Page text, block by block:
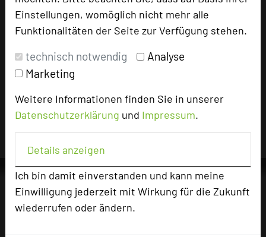
Einstellungen, womöglich nicht mehr alle
Funktionalitäten der Seite zur Verfügung stehen.
technisch notwendig
Analyse
Marketing
Weitere Informationen finden Sie in unserer
Datenschutzerklärung und Impressum.
Details anzeigen
Ich bin damit einverstanden und kann meine
Einwilligung jederzeit mit Wirkung für die Zukunft
wiederrufen oder ändern.
vergangenen 30 Tagen auf diesem Portal aufgerufen.
Impressum zum Hotel
Für die Verwendung der Bilder haben die jeweiligen Hotels die
Nutzungsrechte für dieses Portal eingeräumt und sind dafür
verantwortlich.
Die Idee
Über uns